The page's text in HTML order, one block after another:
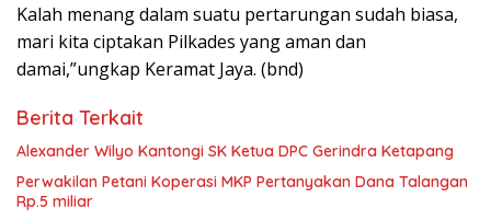
Kalah menang dalam suatu pertarungan sudah biasa,
mari kita ciptakan Pilkades yang aman dan
damai,”ungkap Keramat Jaya. (bnd)
Berita Terkait
Alexander Wilyo Kantongi SK Ketua DPC Gerindra Ketapang
Perwakilan Petani Koperasi MKP Pertanyakan Dana Talangan
Rp.5 miliar